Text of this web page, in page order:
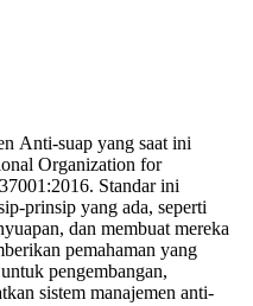
Anti-suap yang saat ini
Organization for
Standar ini
prinsip yang ada, seperti
dan membuat mereka
pemahaman yang
pengembangan,
sistem manajemen anti-